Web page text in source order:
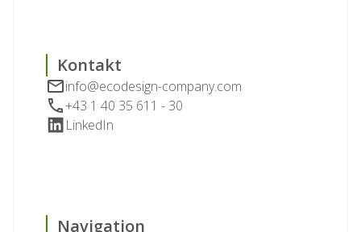
Kontakt
info@ecodesign-company.com
+43 1 40 35 611 - 30
LinkedIn
Navigation